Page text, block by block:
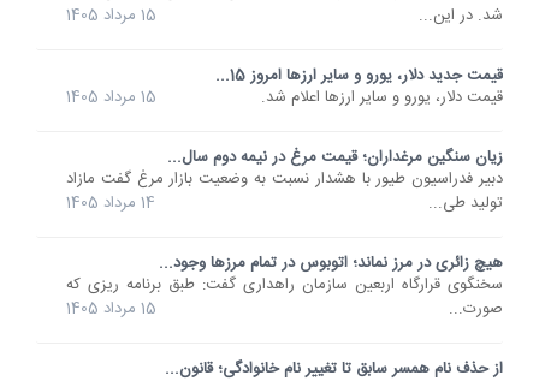
شد. در این...
15 مرداد 1405
قیمت جدید دلار، یورو و سایر ارزها امروز 15...
قیمت دلار، یورو و سایر ارزها اعلام شد.
15 مرداد 1405
زیان سنگین مرغداران؛ قیمت مرغ در نیمه دوم سال...
دبیر فدراسیون طیور با هشدار نسبت به وضعیت بازار مرغ گفت مازاد
تولید طی...
14 مرداد 1405
هیچ زائری در مرز نماند؛ اتوبوس در تمام مرزها وجود...
سخنگوی قرارگاه اربعین سازمان راهداری گفت: طبق برنامه ریزی که
صورت...
15 مرداد 1405
از حذف نام همسر سابق تا تغییر نام خانوادگی؛ قانون...